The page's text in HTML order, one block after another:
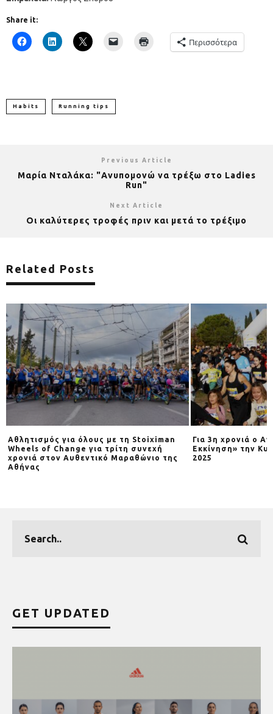
Share it:
Περισσότερα
Habits Running tips
Previous Article
Μαρία Νταλάκα: "Ανυπομονώ να τρέξω στο Ladies
Run"
Next Article
Οι καλύτερες τροφές πριν και μετά το τρέξιμο
Related Posts
Αθλητισμός για όλους με τη Stoiximan
Wheels of Change για τρίτη συνεχή
χρονιά στον Αυθεντικό Μαραθώνιο της
Αθήνας
Για 3η χρονιά o
Εκκίνηση» την
2025
GET UPDATED